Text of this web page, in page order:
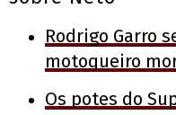
Rodrigo Garro
motoqueiro
Os potes do